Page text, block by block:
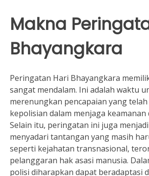
Makna
Bhayangkara
Peringatan Hari Bhayangkara
sangat mendalam. Ini adalah waktu
merenungkan pencapaian yang
kepolisian dalam menjaga
Selain itu, peringatan ini juga
menyadari tantangan yang masih
seperti kejahatan transnasional,
pelanggaran hak asasi manusia.
polisi diharapkan dapat beradaptasi